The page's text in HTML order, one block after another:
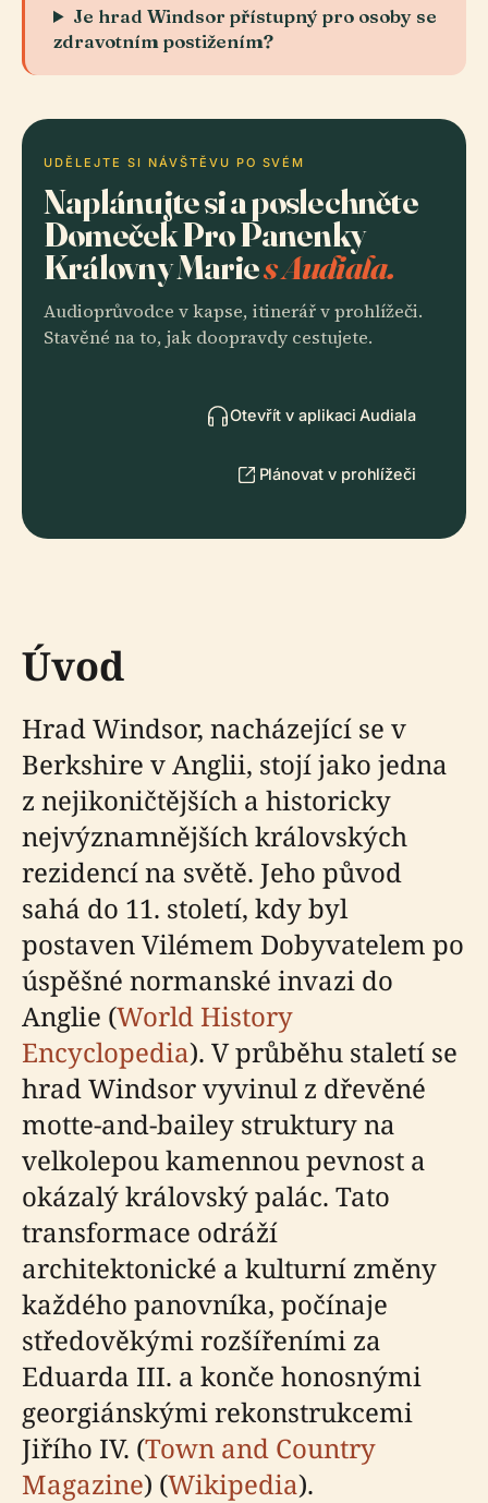
Je hrad Windsor přístupný pro osoby se
zdravotním postižením?
UDĚLEJTE SI NÁVŠTĚVU PO SVÉM
Naplánujte si a poslechněte
Domeček Pro Panenky
Královny Maries Audiala.
Audioprůvodce v kapse, itinerář v prohlížeči.
Stavěné na to, jak doopravdy cestujete.
Otevřít v aplikaci Audiala
Plánovat v prohlížeči
Úvod
Hrad Windsor, nacházející se v
Berkshire v Anglii, stojí jako jedna
z nejikoničtějších a historicky
nejvýznamnějších královských
rezidencí na světě. Jeho původ
sahá do 11. století, kdy byl
postaven Vilémem Dobyvatelem po
úspěšné normanské invazi do
Anglie (World History
Encyclopedia). V průběhu staletí se
hrad Windsor vyvinul z dřevěné
motte-and-bailey struktury na
velkolepou kamennou pevnost a
okázalý královský palác. Tato
transformace odráží
architektonické a kulturní změny
každého panovníka, počínaje
středověkými rozšířeními za
Eduarda III. a konče honosnými
georgiánskými rekonstrukcemi
Jiřího IV. (Town and Country
Magazine) (Wikipedia).